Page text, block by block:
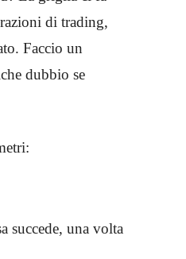
di trading,
Faccio un
dubbio se
succede, una volta